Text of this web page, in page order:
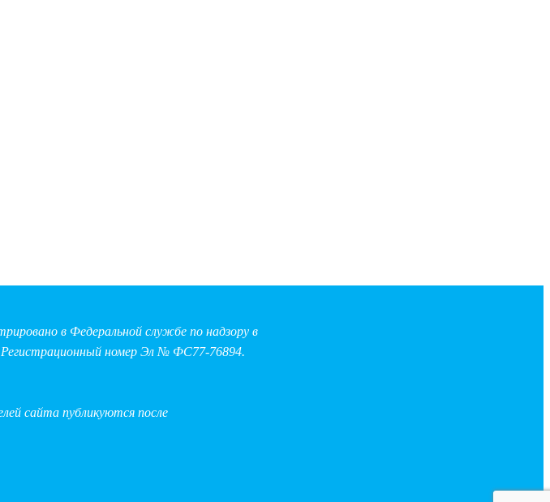
в Федеральной службе по надзору в
Регистрационный номер Эл № ФС77-76894.
сайта публикуются после